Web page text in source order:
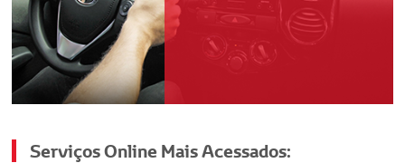
Serviços Online Mais Acessados: